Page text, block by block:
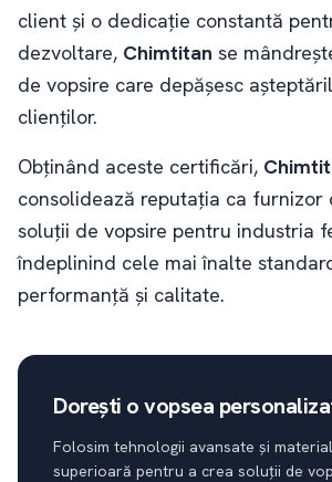
client și o dedicație constantă
dezvoltare, Chimtitan se
de vopsire care depășesc
clienților.
Obținând aceste certificări,
consolidează reputația ca furnizor
soluții de vopsire pentru industria
îndeplinind cele mai înalte
performanță și calitate.
Dorești o vopsea
Folosim tehnologii avansate și
superioară pentru a crea soluții de